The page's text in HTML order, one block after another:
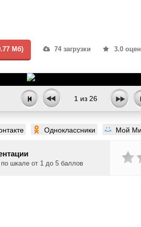
Мб) 74 загрузки 3.0
1 из 26
Одноклассники Мой
шкале от 1 до 5 баллов